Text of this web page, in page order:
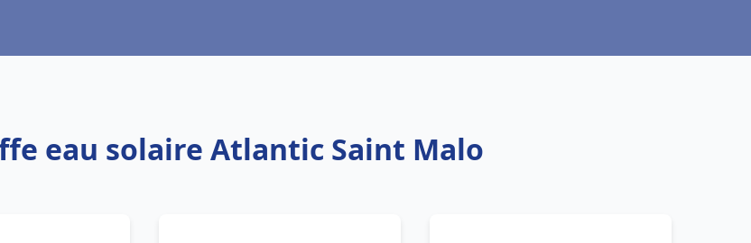
eau solaire Atlantic Saint Malo